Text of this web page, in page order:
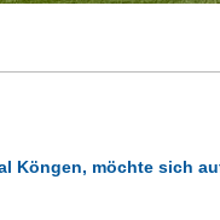
Köngen, möchte sich